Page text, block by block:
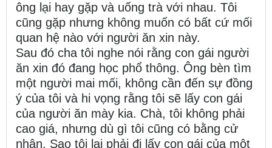
ông lại hay gặp và uống trà với nhau. Tôi
cũng gặp nhưng không muốn có bất cứ mối
quan hệ nào với người ăn xin này.
Sau đó cha tôi nghe nói rằng con gái người
ăn xin đó đang học phổ thông. Ông bèn tìm
một người mai mối, không cần đến sự đồng
ý của tôi và hi vọng rằng tôi sẽ lấy con gái
của người ăn mày kia. Chà, tôi không phải
cao giá, nhưng dù gì tôi cũng có bằng cử
nhân. Sao tôi lại phải đi lấy con gái của một